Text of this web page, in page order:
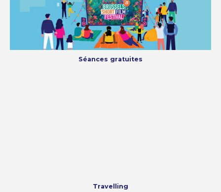
Séances gratuites
Travelling